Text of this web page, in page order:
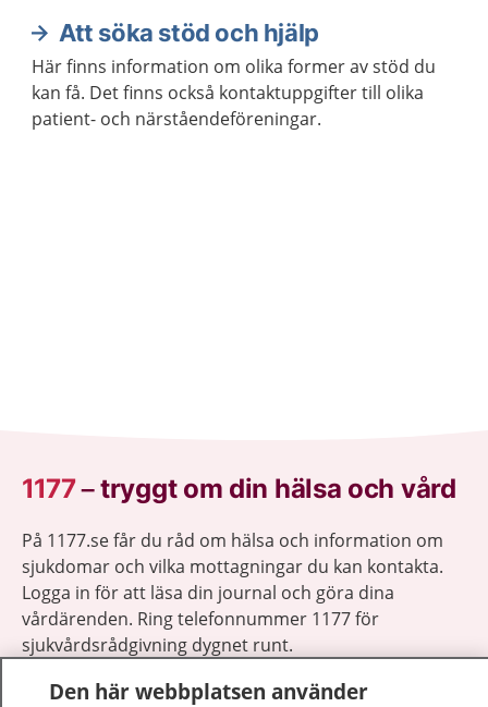
bättre.Att söka stöd och hjälp
Här finns information om olika former av stöd du
kan få. Det finns också kontaktuppgifter till olika
patient- och närståendeföreningar.
1177–tryggt om din hälsa och vård
På 1177.se får du råd om hälsa och information om
sjukdomar och vilka mottagningar du kan kontakta.
Logga in för att läsa din journal och göra dina
vårdärenden. Ring telefonnummer 1177 för
sjukvårdsrådgivning dygnet runt.
Den här webbplatsen använder